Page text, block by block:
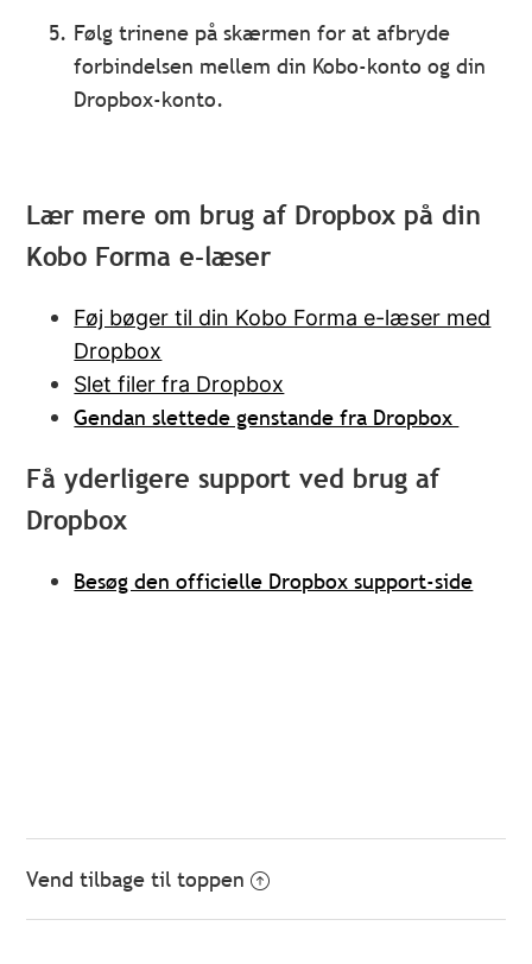
Følg trinene på skærmen for at afbryde
forbindelsen mellem din Kobo-konto og din
Dropbox-konto.
Lær mere om brug af Dropbox på din
Kobo Forma e-læser
Føj bøger til din Kobo Forma e-læser med
Dropbox
Slet filer fra Dropbox
Gendan slettede genstande fra Dropbox
Få yderligere support ved brug af
Dropbox
Besøg den officielle Dropbox support-side
Vend tilbage til toppen